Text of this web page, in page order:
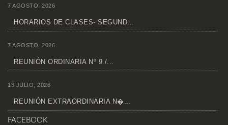
7 AGOSTO, 2026
HORARIOS DE CLASES- SEGUND...
7 AGOSTO, 2026
REUNIÓN ORDINARIA Nº 9 /...
13 JULIO, 2026
REUNIÓN EXTRAORDINARIA N�...
FACEBOOK